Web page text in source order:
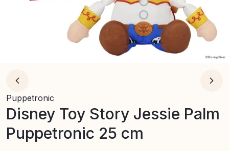
Puppetronic
Disney Toy Story Jessie Palm
Puppetronic 25 cm